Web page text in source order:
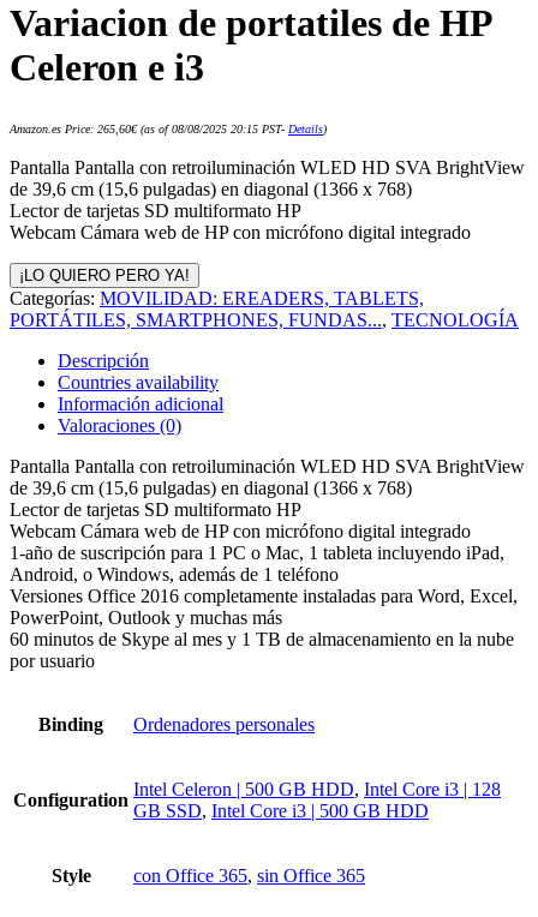
Variacion de portatiles de HP
Celeron e i3
Amazon.es Price: 265,60€(as of 08/08/2025 20:15 PST- Details)
Pantalla Pantalla con retroiluminación WLED HD SVA BrightView
de 39,6 cm (15,6 pulgadas) en diagonal (1366 x 768)
Lector de tarjetas SD multiformato HP
Webcam Cámara web de HP con micrófono digital integrado
¡LO QUIERO PERO YA!
Categorías: MOVILIDAD: EREADERS, TABLETS,
PORTÁTILES, SMARTPHONES, FUNDAS..., TECNOLOGÍA
Descripción
Countries availability
Información adicional
Valoraciones (0)
Pantalla Pantalla con retroiluminación WLED HD SVA BrightView
de 39,6 cm (15,6 pulgadas) en diagonal (1366 x 768)
Lector de tarjetas SD multiformato HP
Webcam Cámara web de HP con micrófono digital integrado
1-año de suscripción para 1 PC o Mac, 1 tableta incluyendo iPad,
Android, o Windows, además de 1 teléfono
Versiones Office 2016 completamente instaladas para Word, Excel,
PowerPoint, Outlook y muchas más
60 minutos de Skype al mes y 1 TB de almacenamiento en la nube
por usuario
Binding Ordenadores personales
Configuration
Intel Celeron | 500 GB HDD, Intel Core i3 | 128
GB SSD, Intel Core i3 | 500 GB HDD
Style con Office 365, sin Office 365